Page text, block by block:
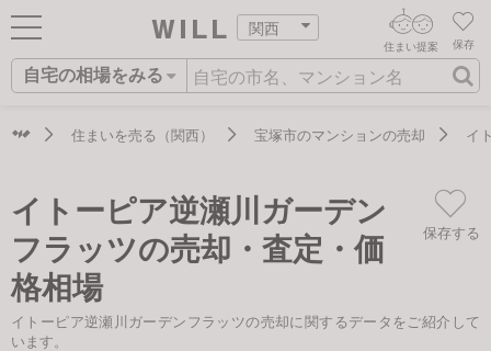
関西
ログイン
新規会員登録
住まいをさがす
住まいを売る
住まいをつくる
保存
住まい提案
自宅の相場をみる
住まいをさがす
住まい事例をさが
す
街・施設をさがす
AIウィルくんの提案
AI住まい提案を受ける
AI査定・チャット相談する
不動産エージェントの提案
価格査定を依頼する
住まいを売る（関西） 宝塚市のマンションの売却 イ
イトーピア逆瀬川ガーデン
フラッツの売却・査定・価
格相場
保存する
イトーピア逆瀬川ガーデンフラッツの売却に関するデータをご紹介して
います。